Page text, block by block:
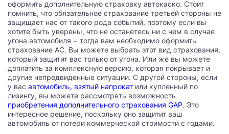
оформить дополнительную страховку автокаско. Стоит
помнить, что обязательное страхование третьей стороны не
защищает нас от такого рода событий, поэтому если вы
хотите быть уверены, что не останетесь ни с чем в случае
угона автомобиля − тогда вам необходимо оформить
страхование AC. Вы можете выбрать этот вид страхования,
который защитит вас только от угона. Или же вы можете
доплатить за комплексную версию, которая покрывает и
другие непредвиденные ситуации. С другой стороны, если
у вас автомобиль, взятый напрокат или купленный по
лизингу, вы можете рассмотреть возможность
приобретения дополнительного страхования GAP. Это
интересное решение, поскольку оно защитит ваш
автомобиль от потери коммерческой стоимости с годами.